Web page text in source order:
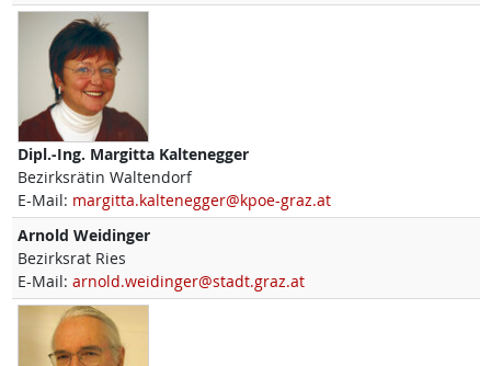
Dipl.-Ing. Margitta Kaltenegger
Bezirksrätin Waltendorf
E-Mail: margitta.kaltenegger@kpoe-graz.at
Arnold Weidinger
Bezirksrat Ries
E-Mail: arnold.weidinger@stadt.graz.at